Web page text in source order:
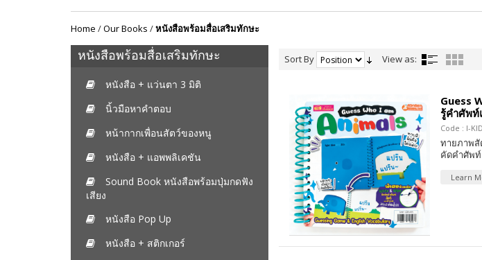
Home /Our Books /หนังสือพร้อมสื่อเสริมทักษะ
หนังสือพร้อมสื่อเสริมทักษะ
หนังสือ + แว่นตา 3 มิติ
นิ้วมือหาคำตอบ
หน้ากากเพื่อนสัตว์ของหนู
หนังสือ + แอพพลิเคชัน
Sound Book หนังสือพร้อมปุ่มกดฟัง
เสียง
หนังสือ Pop Up
หนังสือ + สติกเกอร์
Sort By View as:
Guess
รู้คำศัพท์
Code : I-
ทายภาพสั
คัดคำศัพท์
Learn